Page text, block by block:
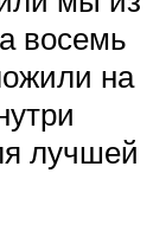
восемь
на
лучшей